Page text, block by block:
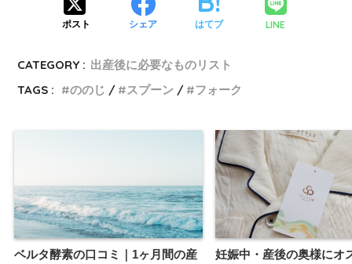
ポスト シェア はてブ LINE
CATEGORY : 出産後に必要なものリスト
TAGS :
ののじ スプーン フォーク
ベルタ酵素の口コミ｜1ヶ月間の産
妊娠中・産後の奥様にオ